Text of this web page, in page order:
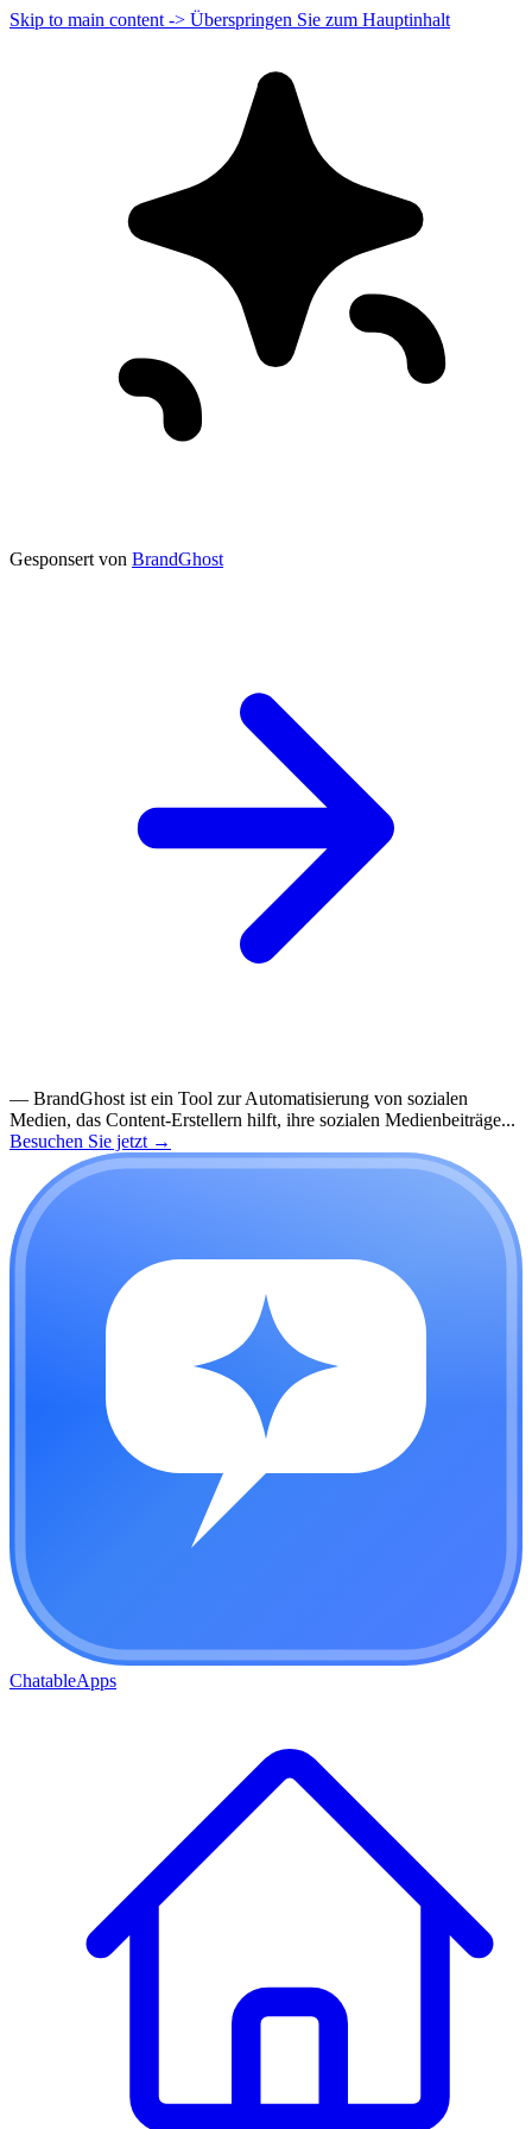
Skip to main content -> Überspringen Sie zum Hauptinhalt
Gesponsert von BrandGhost
— BrandGhost ist ein Tool zur Automatisierung von sozialen
Medien, das Content-Erstellern hilft, ihre sozialen Medienbeiträge...
Besuchen Sie jetzt →
ChatableApps